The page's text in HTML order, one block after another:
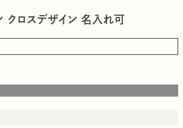
クロスデザイン 名入れ可